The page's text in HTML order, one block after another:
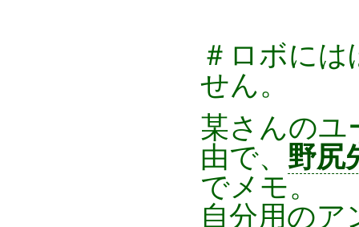
＃ロボに
せん。
某さんのユ
由で、 野尻
でメモ。
自分用の